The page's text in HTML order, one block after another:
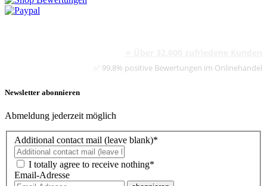
✅ 99,8% positive Bewertungen im Onlinehandel
Newsletter abonnieren
Abmeldung jederzeit möglich
Additional contact mail (leave blank)*
I totally agree to receive nothing*
Email-Adresse